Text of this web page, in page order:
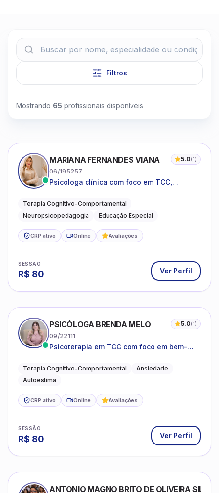
Clique para assistir
Filtros
Mostrando 65 profissionais disponíveis
MARIANA FERNANDES VIANA 5.0(1)
06/195257
Psicóloga clínica com foco em TCC,
do neurodesenvolvimento.
Terapia Cognitivo-Comportamental
Neuropsicopedagogia
Educação Especial
CRP ativo Online Avaliações
SESSÃO
R$ 80 Ver Perfil
PSICÓLOGA BRENDA MELO 5.0(1)
09/22111
Psicoterapia em TCC com foco em bem-
o cotidiano
Terapia Cognitivo-Comportamental
Ansiedade
Autoestima
CRP ativo Online Avaliações
SESSÃO
R$ 80 Ver Perfil
ANTONIO MAGNO BRITO DE OLIVEIRA SILVA